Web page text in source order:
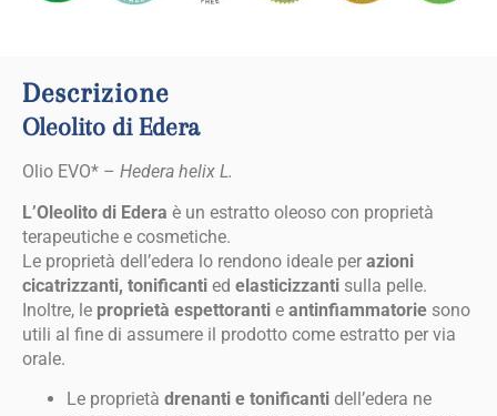
Descrizione
Oleolito di Edera
Olio EVO* – Hedera helix L.
L’Oleolito di Edera è un estratto oleoso con proprietà
terapeutiche e cosmetiche.
Le proprietà dell’edera lo rendono ideale per azioni
cicatrizzanti, tonificanti ed elasticizzanti sulla pelle.
Inoltre, le proprietà espettoranti e antinfiammatorie sono
utili al fine di assumere il prodotto come estratto per via
orale.
Le proprietà drenanti e tonificanti dell’edera ne